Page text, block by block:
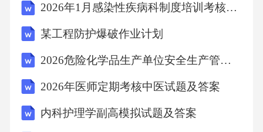
《消费品质量法》实施后，产品功效标识标准
化程度提高，虚假宣传处罚力度加大，合规成
本上升约15%。二、市场问题诊断与目标设定2.
1核心问题分析 产品同质化严重，全国3000多
显著，线上线下价格差异达18%，造成客诉率上
2026年1月感染性疾病科制度培训考核试卷及答案
某工程防护爆破作业计划
2026危险化学品生产单位安全生产管理人员特种作业证考试题及答案
2026年医师定期考核中医试题及答案
内科护理学副高模拟试题及答案